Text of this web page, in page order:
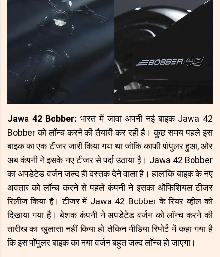
Jawa 42 Bobber: भारत में जावा अपनी नई बाइक Jawa 42
Bobber को लॉन्च करने की तैयारी कर रही है। कुछ समय पहले इस
बाइक का एक टीजर जारी किया गया था जोकि काफी पॉपुलर हुआ, और
अब कंपनी ने इसके नए टीजर से पर्दा उठाया है। Jawa 42 Bobber
का अपडेटेड वर्जन जल्द ही दस्तक देने वाला है। हालांकि बाइक के नए
अवतार को लॉन्च करने से पहले कंपनी ने इसका ऑफिशियल टीजर
रिलीज किया है। टीजर में Jawa 42 Bobber के रियर व्हील को
दिखाया गया है। बेशक कंपनी ने अपडेटेड वर्जन को लॉन्च करने की
तारीख का खुलासा नहीं किया हो लेकिन मीडिया रिपोर्ट में कहा गया है
कि इस पॉपुलर बाइक का नया वर्जन बहुत जल्द लॉन्च हो जाएगा।